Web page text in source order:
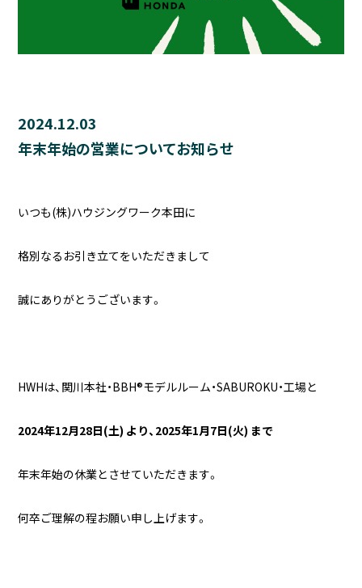
2024.12.03
年末年始の営業についてお知らせ
いつも(株)ハウジングワーク本田に
格別なるお引き立てをいただきまして
誠にありがとうございます。
HWHは、関川本社・BBH®モデルルーム・SABUROKU・工場と
2024年12月28日(土) より、2025年1月7日(火) まで
年末年始の休業とさせていただきます。
何卒ご理解の程お願い申し上げます。